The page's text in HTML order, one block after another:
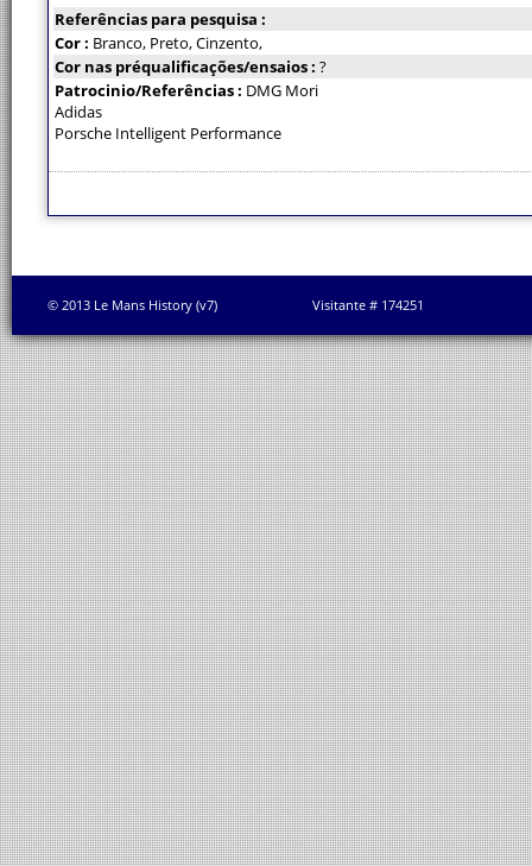
Referências para pesquisa :
Cor : Branco, Preto, Cinzento,
Cor nas préqualificações/ensaios : ?
Patrocinio/Referências : DMG Mori
Adidas
Porsche Intelligent Performance
© 2013 Le Mans History (v7) Visitante # 174251